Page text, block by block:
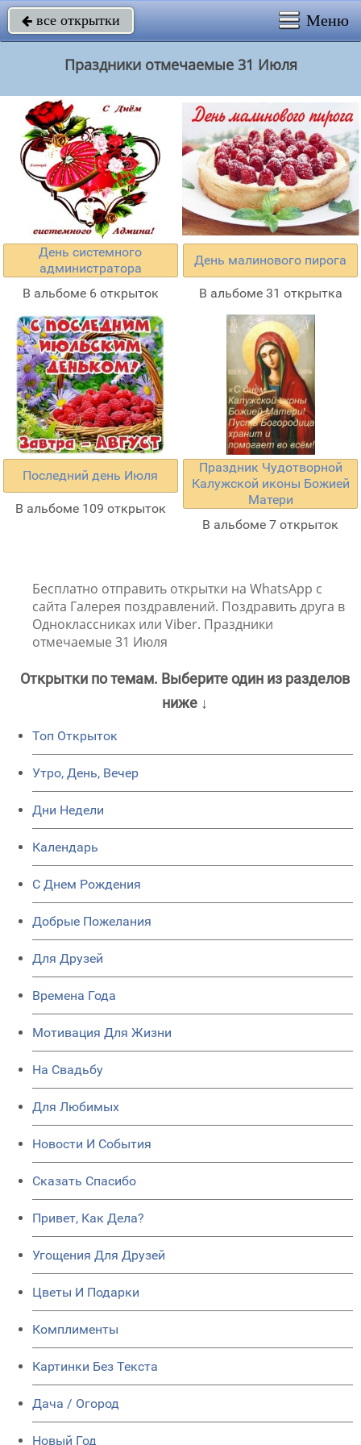
 все открытки Меню
Праздники отмечаемые 31 Июля
День системного
администратора
В альбоме 6 открыток
День малинового пирога
В альбоме 31 открытка
Последний день Июля
В альбоме 109 открыток
Праздник Чудотворной
Калужской иконы Божией
Матери
В альбоме 7 открыток
Бесплатно отправить открытки на WhatsApp с
сайта Галерея поздравлений. Поздравить друга в
Одноклассниках или Viber. Праздники
отмечаемые 31 Июля
Открытки по темам. Выберите один из разделов
ниже ↓
Топ Открыток
Утро, День, Вечер
Дни Недели
Календарь
C Днем Рождения
Добрые Пожелания
Для Друзей
Времена Года
Мотивация Для Жизни
На Свадьбу
Для Любимых
Новости И События
Сказать Спасибо
Привет, Как Дела?
Угощения Для Друзей
Цветы И Подарки
Комплименты
Картинки Без Текста
Дача / Огород
Новый Год